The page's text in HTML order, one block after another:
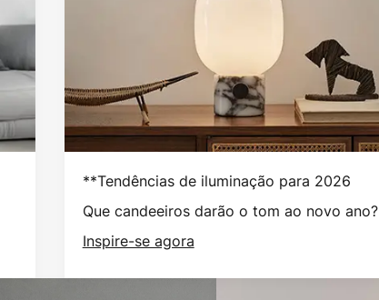
**Tendências de iluminação para 2026
Que candeeiros darão o tom ao novo ano?
Inspire-se agora